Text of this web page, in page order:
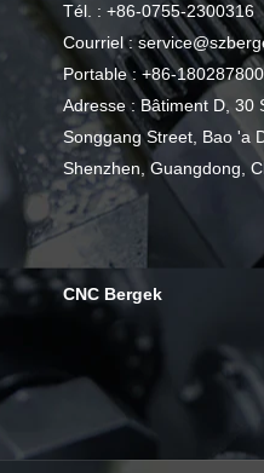
Tél. : +86-0755-2300316
Courriel :
Portable : +86-
Adresse : Bâtiment D, 30
Songgang Street, Bao 'a
Shenzhen, Guangdong,
CNC Bergek